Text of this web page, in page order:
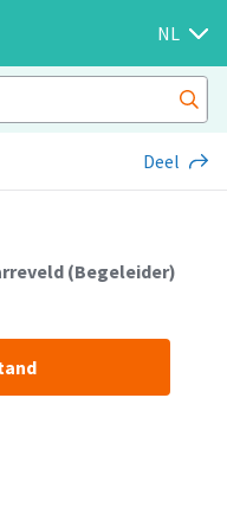
NL
Deel
(Begeleider)